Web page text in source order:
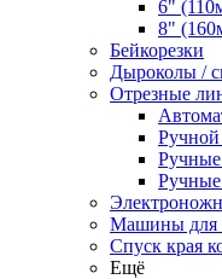
6"
8"
Бейкорезки
Дыроколы /
Отрезные
Ручные
Машины для
Спуск края
Ещё